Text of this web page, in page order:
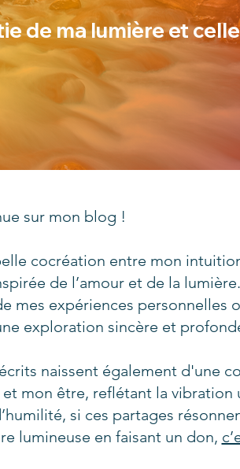
de ma lumière et
sur mon blog !
cocréation entre mon
de l’amour et de la
mes expériences personnelles
exploration sincère et
naissent également d'une
mon être, reflétant la vibration
si ces partages
lumineuse en faisant un don,